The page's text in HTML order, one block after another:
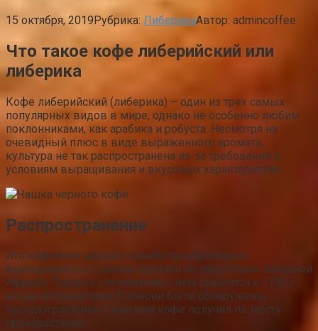
15 октября, 2019Рубрика: ЛиберикаАвтор: admincoffee
Что такое кофе либерийский или
либерика
Кофе либерийский (либерика) – один из трех самых
популярных видов в мире, однако не особенно любим
поклонниками, как арабика и робуста. Несмотря на
очевидный плюс в виде выраженного аромата,
культура не так распространена из-за требований к
условиям выращивания и вкусовых характеристик.
Распространение
Это кофейное дерево семейства мареновые
выращивалось с давних времен на территории Западной
Африки. Первые упоминания о нем относятся к 1792 г.,
когда на территории Либерии были обнаружены
посадки растения. Свое имя кофе получил по месту
произрастания.